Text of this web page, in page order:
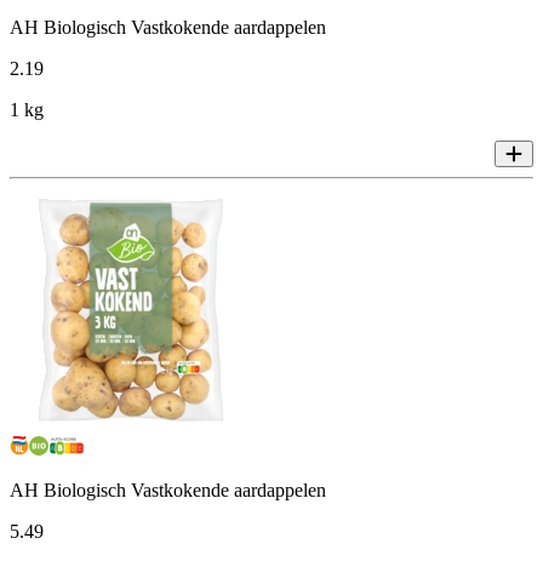
AH Biologisch Vastkokende aardappelen
2.19
1 kg
AH Biologisch Vastkokende aardappelen
5.49